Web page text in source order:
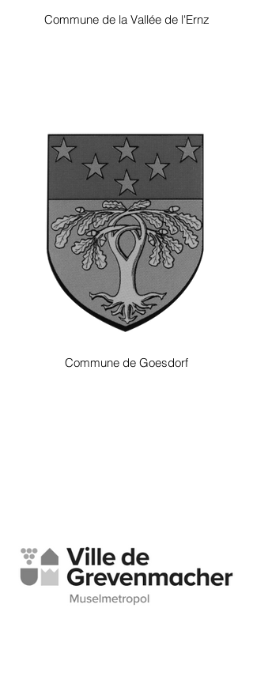
Commune de la Vallée de l'Ernz
Commune de Goesdorf